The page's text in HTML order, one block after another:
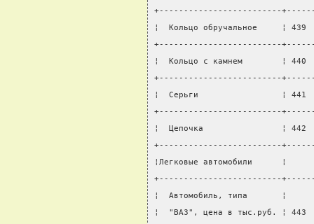
+-------------------------
¦  Кольцо обручальное
+-------------------------
¦  Кольцо с камнем
+-------------------------
¦  Серьги                 ¦
+-------------------------
¦  Цепочка                ¦
+-------------------------
¦Легковые автомобили
+-------------------------
¦  Автомобиль, типа
¦  "ВАЗ", цена в тыс.руб.